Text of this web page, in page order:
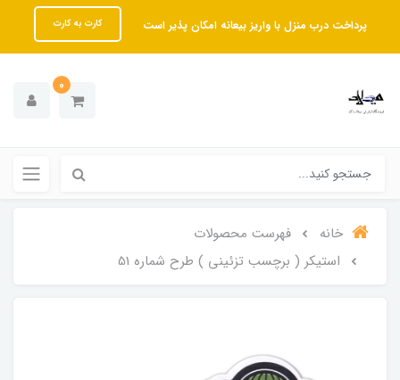
پرداخت درب منزل با واریز بیعانه امکان پذیر است کارت به کارت
0
خانه
فهرست محصولات
استیکر ( برچسب تزئینی ) طرح شماره 51